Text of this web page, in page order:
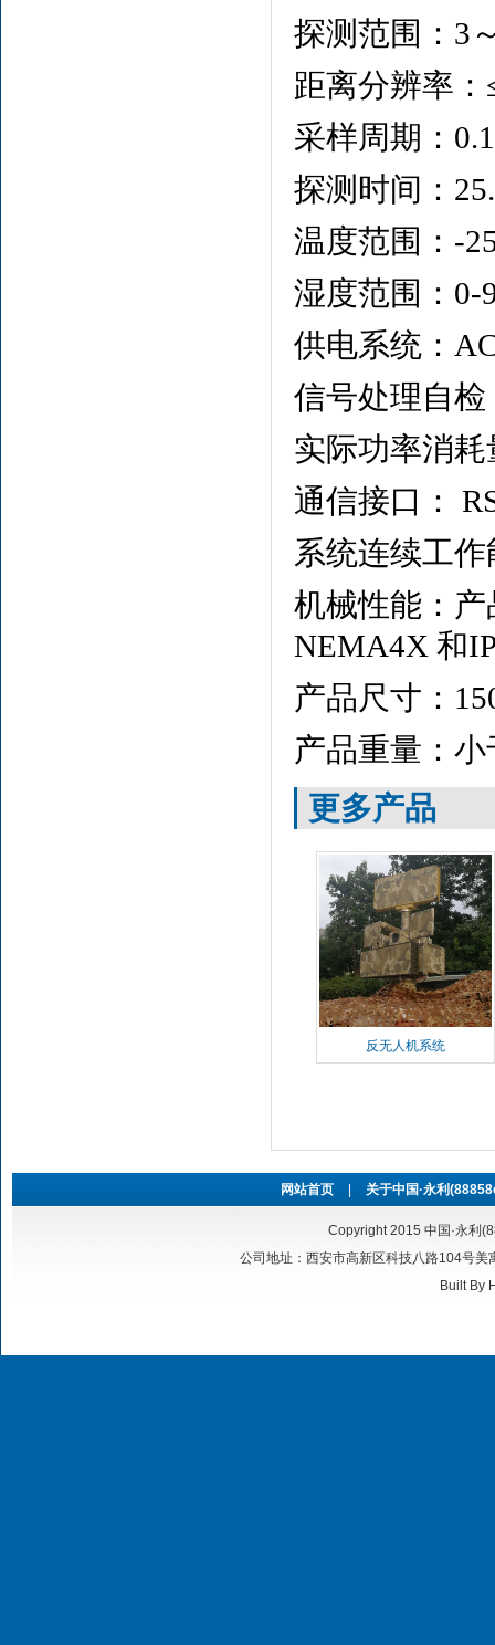
探测范围：3
距离分辨率
采样周期：
探测时间：
温度范围：-
湿度范围：0-
供电系统：
信号处理自
实际功率消耗
通信接口：
系统连续工
机械性能：
NEMA4X 和
产品尺寸：
产品重量：小
更多产品
反无人机系统
网站首页 关于中国·永利
Copyright 2015 中国·永利
公司地址：西安市高新区科技八路104号
Built By